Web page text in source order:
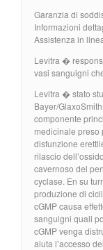
Garanzia di
Informazioni
Assistenza in
Levitra �
vasi sanguigni
Levitra � stato
Bayer/
componente
medicinale preso
disfunzione
rilascio
cavernoso del
cyclase. En su
produzione di
cGMP causa
sanguigni quali
cGMP venga
aiuta l’accesso